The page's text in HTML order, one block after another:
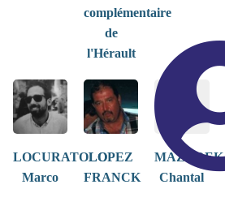
complémentaire
de
l'Hérault
LOCURATOLO
Marco
LOPEZ
FRANCK
MAZUREK
Chantal